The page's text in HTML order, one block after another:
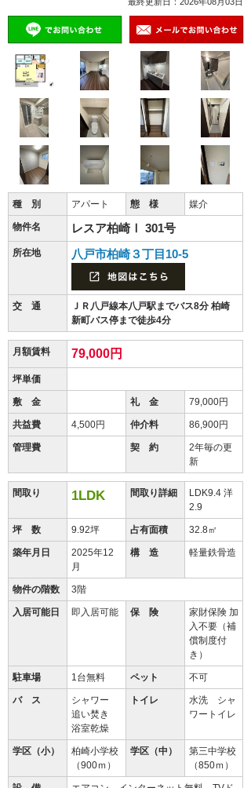
種 別 アパート 態 様 媒介
物件名 レスア柏崎Ⅰ 301号
所在地 八戸市柏崎３丁目10-5
交 通
ＪＲ八戸線本八戸駅までバス8分 柏崎
新町バス停まで徒歩4分
月額賃料 79,000円
坪単価
敷 金 礼 金 79,000円
共益費 4,500円 仲介料 86,900円
管理費 契 約
2年毎の更
新
間取り 1LDK 間取り詳細
LDK9.4 洋
2.9
坪 数 9.92坪 占有面積 32.8㎡
築年月日
2025年12
月
構 造 軽量鉄骨造
物件の階数 3階
入居可能日 即入居可能 保 険
家財保険 加
入不要（補
償制度付
き）
駐車場 1台無料 ペット 不可
バ ス
シャワー
追い焚き
浴室乾燥
トイレ
水洗 シャ
ワートイレ
学区（小）
柏崎小学校
（900ｍ）
学区（中）
第三中学校
（850ｍ）